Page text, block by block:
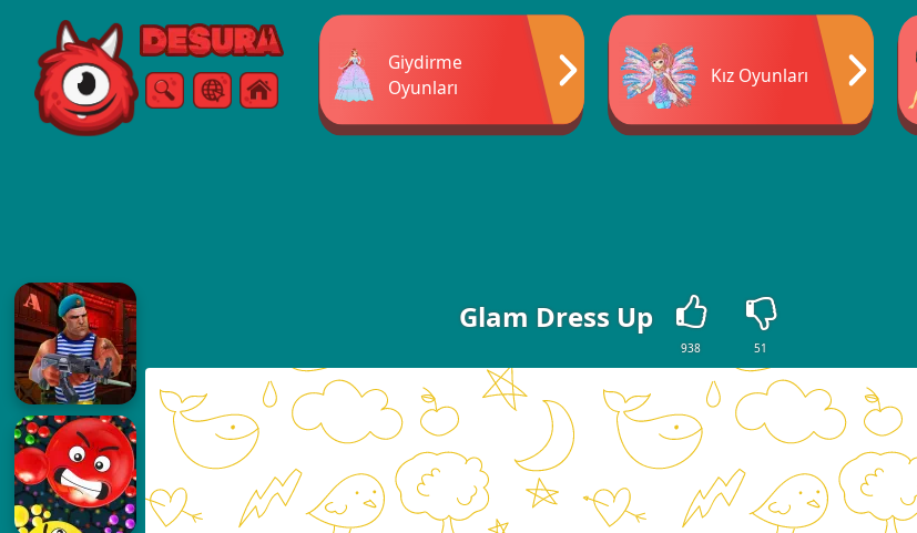
Free Online Games
AramaMenü
Giydirme
Oyunları
Kız Oyunları
Glam Dress Up
938 51